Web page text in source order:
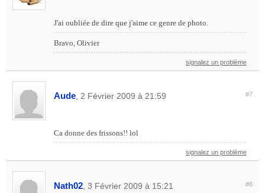
J'ai oubliée de dire que j'aime ce genre de photo.
Bravo, Olivier
signalez un problème
Aude , 2 Février 2009 à 21:59 #7
Ca donne des frissons!! lol
signalez un problème
Nath02 , 3 Février 2009 à 15:21 #8